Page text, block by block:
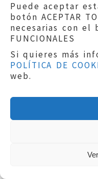
Puede aceptar
botón ACEPTAR
necesarias con el
FUNCIONALES
Si quieres más
POLÍTICA DE
web.
colegios,
etc, que
los casos
solicitar
penal para
penas a los
acoso, y
acosadores
cuenta en
que los
del